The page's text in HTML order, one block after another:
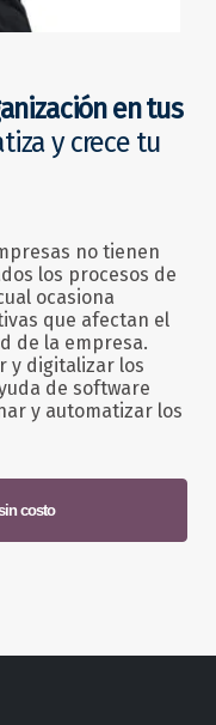
en tus
y crece tu
no tienen
los procesos de
ocasiona
que afectan el
de la empresa.
y digitalizar los
de software
y automatizar los
costo